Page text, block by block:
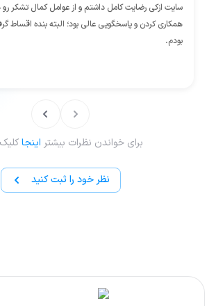
سایت ازکی رضایت کامل داشتم و از عوامل کمال تشکر
همکاری کردن و پاسخگویی عالی بود؛ البته بنده اقساط
بودم.
برای خواندن نظرات بیشتر اینجا
نظر خود را ثبت کنید